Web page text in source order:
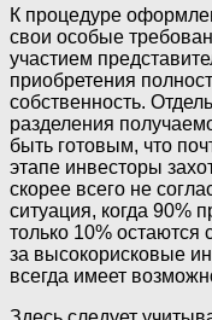
К процедуре
свои особые
участием
приобретения
собственность.
разделения
быть готовым, что
этапе инвесторы
скорее всего не
ситуация, когда 90%
только 10% остаются
за высокорисковые
всегда имеет